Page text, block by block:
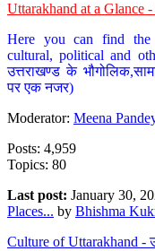
Uttarakhand at a Glance
Here you can find the
cultural, political and
उत्तराखण्ड के
पर एक नजर)
Moderator: Meena
Posts: 4,959
Topics: 80
Last post: January 30,
Places... by Bhishma
Culture of Uttarakhand -